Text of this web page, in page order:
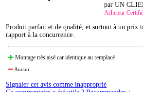
par UN
Acheteur
Produit parfait et de qualité, et surtout à un prix
rapport à la concurrence.
Montage très aisé car identique au remplacé
Aucun
Signaler cet avis comme inapproprié